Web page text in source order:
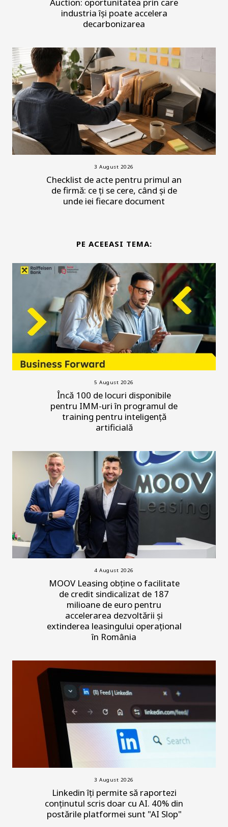
industria își poate accelera
decarbonizarea
3 August 2026
Checklist de acte pentru primul an
de firmă: ce ți se cere, când și de
unde iei fiecare document
PE ACEEASI TEMA:
5 August 2026
Încă 100 de locuri disponibile
pentru IMM-uri în programul de
training pentru inteligență
artificială
4 August 2026
MOOV Leasing obține o facilitate
de credit sindicalizat de 187
milioane de euro pentru
accelerarea dezvoltării și
extinderea leasingului operațional
în România
3 August 2026
Linkedin îți permite să raportezi
conținutul scris doar cu AI. 40% din
postările platformei sunt "AI Slop"